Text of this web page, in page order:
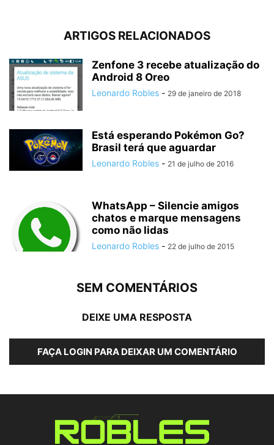
ARTIGOS RELACIONADOS
Zenfone 3 recebe atualização do
Android 8 Oreo
Leonardo Robles - 29 de janeiro de 2018
Está esperando Pokémon Go?
Brasil terá que aguardar
Leonardo Robles - 21 de julho de 2016
WhatsApp – Silencie amigos
chatos e marque mensagens
como não lidas
Leonardo Robles - 22 de julho de 2015
SEM COMENTÁRIOS
DEIXE UMA RESPOSTA
FAÇA LOGIN PARA DEIXAR UM COMENTÁRIO